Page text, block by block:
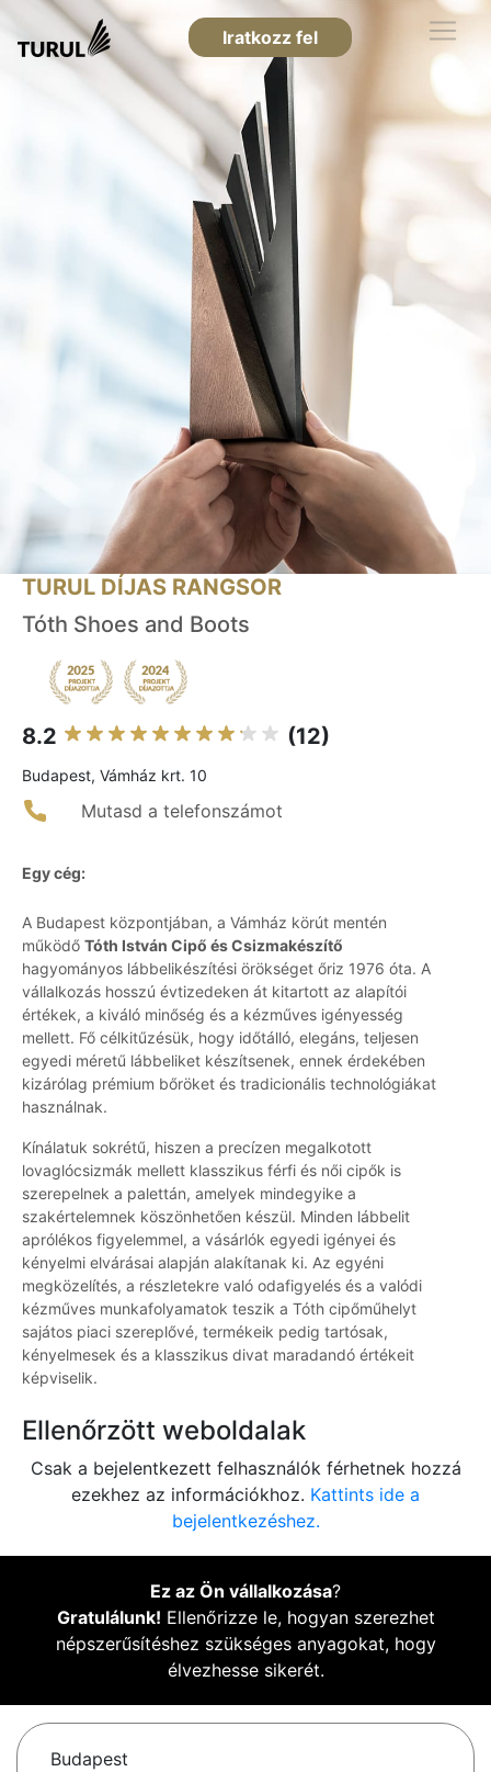
Iratkozz fel
TURUL DÍJAS RANGSOR
Tóth Shoes and Boots
8.2 (12)
Budapest, Vámház krt. 10
Mutasd a telefonszámot
Egy cég:
A Budapest központjában, a Vámház körút mentén
működő Tóth István Cipő és Csizmakészítő
hagyományos lábbelikészítési örökséget őriz 1976 óta. A
vállalkozás hosszú évtizedeken át kitartott az alapítói
értékek, a kiváló minőség és a kézműves igényesség
mellett. Fő célkitűzésük, hogy időtálló, elegáns, teljesen
egyedi méretű lábbeliket készítsenek, ennek érdekében
kizárólag prémium bőröket és tradicionális technológiákat
használnak.
Kínálatuk sokrétű, hiszen a precízen megalkotott
lovaglócsizmák mellett klasszikus férfi és női cipők is
szerepelnek a palettán, amelyek mindegyike a
szakértelemnek köszönhetően készül. Minden lábbelit
aprólékos figyelemmel, a vásárlók egyedi igényei és
kényelmi elvárásai alapján alakítanak ki. Az egyéni
megközelítés, a részletekre való odafigyelés és a valódi
kézműves munkafolyamatok teszik a Tóth cipőműhelyt
sajátos piaci szereplővé, termékeik pedig tartósak,
kényelmesek és a klasszikus divat maradandó értékeit
képviselik.
Ellenőrzött weboldalak
Csak a bejelentkezett felhasználók férhetnek hozzá
ezekhez az információkhoz. Kattints ide a
bejelentkezéshez.
Ez az Ön vállalkozása?
Gratulálunk! Ellenőrizze le, hogyan szerezhet
népszerűsítéshez szükséges anyagokat, hogy
élvezhesse sikerét.
Budapest